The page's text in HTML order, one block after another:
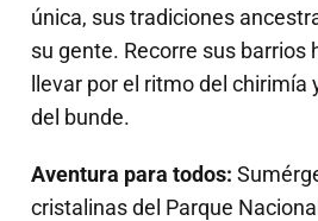
única, sus tradiciones
su gente. Recorre sus barrios
llevar por el ritmo del chirimía
del bunde.
Aventura para todos:
cristalinas del Parque